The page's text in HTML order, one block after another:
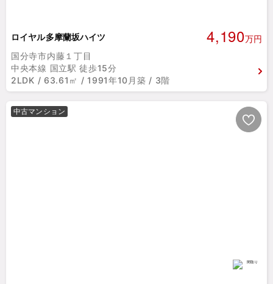
ロイヤル多摩蘭坂ハイツ 4,190万円
国分寺市内藤１丁目
中央本線 国立駅 徒歩15分
2LDK / 63.61㎡ / 1991年10月築 / 3階
中古マンション